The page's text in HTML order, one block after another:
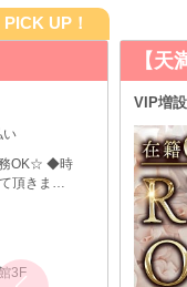
PICK UP！
【天満】Ratel（ラ
VIP増設リニューアルのた